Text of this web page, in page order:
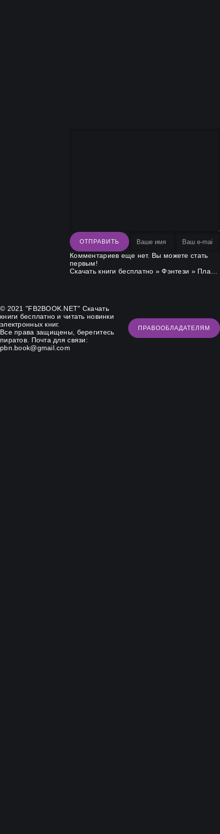
ОТПРАВИТЬ
Комментариев еще нет. Вы можете стать
первым!
Скачать книги бесплатно »Фэнтези » Пламя и кровь. Кровь драконов
© 2021 "FB2BOOK.NET" Скачать
книги бесплатно и читать новинки
электронных книг.
Все права защищены, берегитесь
пиратов. Почта для связи:
pbn.book@gmail.com
ПРАВООБЛАДАТЕЛЯМ